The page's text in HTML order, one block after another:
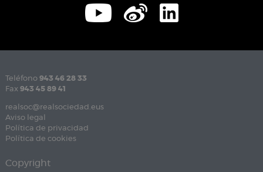
Teléfono 943 46 28 33
Fax 943 45 89 41
realsoc@realsociedad.eus
Aviso legal
Política de privacidad
Política de cookies
Copyright